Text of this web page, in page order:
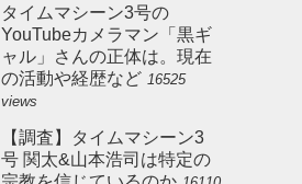
タイムマシーン3号の
YouTubeカメラマン「黒ギ
ャル」さんの正体は。現在
の活動や経歴など 16525
views
【調査】タイムマシーン3
号 関太&山本浩司は特定の